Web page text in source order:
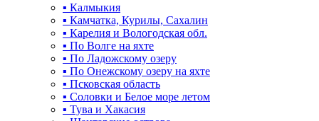
▪ Калмыкия
▪ Камчатка, Курилы, Сахалин
▪ Карелия и Вологодская обл.
▪ По Волге на яхте
▪ По Ладожскому озеру
▪ По Онежскому озеру на яхте
▪ Псковская область
▪ Соловки и Белое море летом
▪ Тува и Хакасия